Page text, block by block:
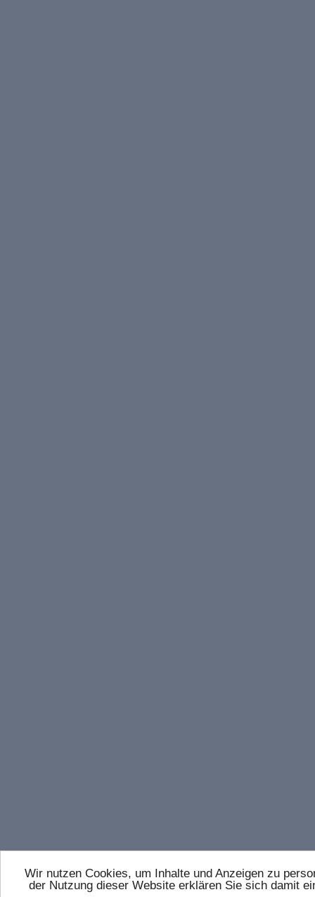
Wir nutzen Cookies, um Inhalte und Anzeigen zu
der Nutzung dieser Website erklären Sie sich damit